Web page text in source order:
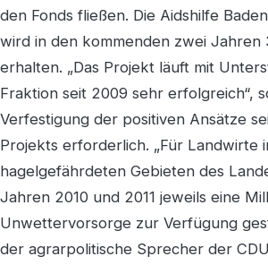
den Fonds fließen. Die Aidshilfe
wird in den kommenden zwei Jahren
erhalten. „Das Projekt läuft mit
Fraktion seit 2009 sehr erfolgreich“,
Verfestigung der positiven Ansätze
Projekts erforderlich. „Für Landwirte
hagelgefährdeten Gebieten des
Jahren 2010 und 2011 jeweils eine
Unwettervorsorge zur Verfügung
der agrarpolitische Sprecher der